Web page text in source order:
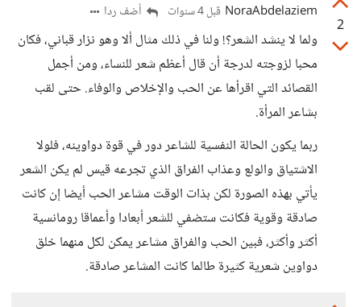
2
NoraAbdelaziem قبل 4 سنوات أضف ردا
ولما لا ينشد الشعر؟! ولنا في ذلك مثال ألا وهو نزار قباني، فكان
محبا لزوجته لدرجة أن قال أعظم شعر للنساء، ومن أجمل
القصائد التي اقرأها عن الحب والإخلاص والوفاء. حتى لقب
بشاعر المرأة.
ربما يكون الحالة النفسية للشاعر دور في قوة دواوينه، فلولا
الاشتياق والولع وعذاب الفراق الذي تجرعه قيس لم يكن الشعر
يأتي بهذه الصورة لكن بذات الوقت مشاعر الحب أيضا إن كانت
صادقة وقوية فكانت ستضفي للشعر أبعادا وأعماقا رومانسية
أكثر وأكثر، فبين الحب والفراق مشاعر يمكن لكل منهما خلق
دواوين شعرية كثيرة طالما كانت المشاعر صادقة.